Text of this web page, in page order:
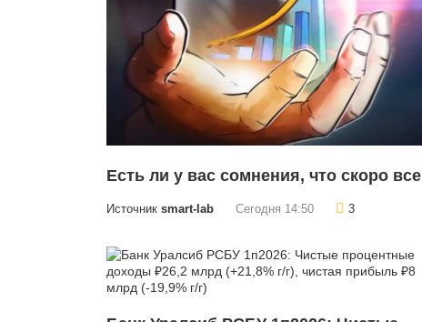
Есть ли у вас сомнения, что скоро все
Источник smart-lab Сегодня 14:50 3